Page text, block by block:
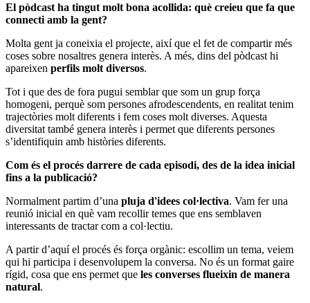
El pòdcast ha tingut molt bona acollida: què creieu que fa que
connecti amb la gent?
Molta gent ja coneixia el projecte, així que el fet de compartir més
coses sobre nosaltres genera interès. A més, dins del pòdcast hi
apareixen perfils molt diversos.
Tot i que des de fora pugui semblar que som un grup força
homogeni, perquè som persones afrodescendents, en realitat tenim
trajectòries molt diferents i fem coses molt diverses. Aquesta
diversitat també genera interès i permet que diferents persones
s’identifiquin amb històries diferents.
Com és el procés darrere de cada episodi, des de la idea inicial
fins a la publicació?
Normalment partim d’una pluja d'idees col·lectiva. Vam fer una
reunió inicial en què vam recollir temes que ens semblaven
interessants de tractar com a col·lectiu.
A partir d’aquí el procés és força orgànic: escollim un tema, veiem
qui hi participa i desenvolupem la conversa. No és un format gaire
rígid, cosa que ens permet que les converses flueixin de manera
natural.